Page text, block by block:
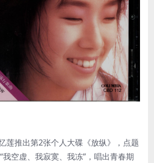
莲推出第2张个人大碟《放纵》，点题
我空虚、我寂寞、我冻”，唱出青春期